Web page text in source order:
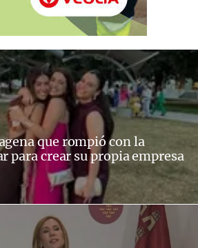
que rompió con la
para crear su propia empresa